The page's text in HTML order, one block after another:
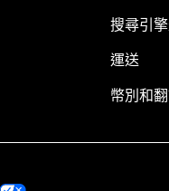
搜尋引
運送
幣別和